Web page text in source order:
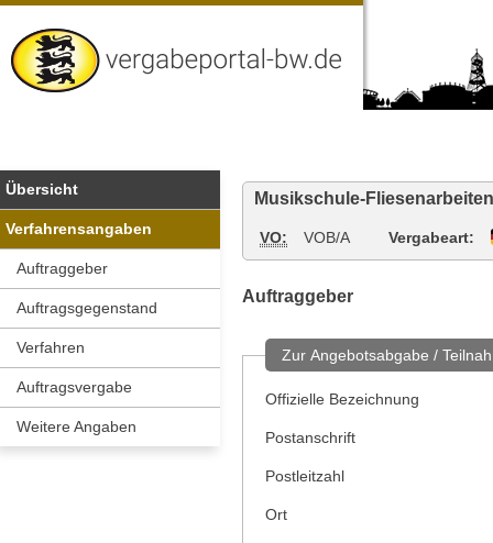
Vergabeportal
Baden-
Wuerttemberg
Übersicht
Verfahrensangaben
Auftraggeber
Auftragsgegenstand
Verfahren
Auftragsvergabe
Weitere Angaben
Musikschule-Fliesenarbeiten
VO: VOB/A Vergabeart:
Auftraggeber
Zur Angebotsabgabe /
Offizielle Bezeichnung
Postanschrift
Postleitzahl
Ort